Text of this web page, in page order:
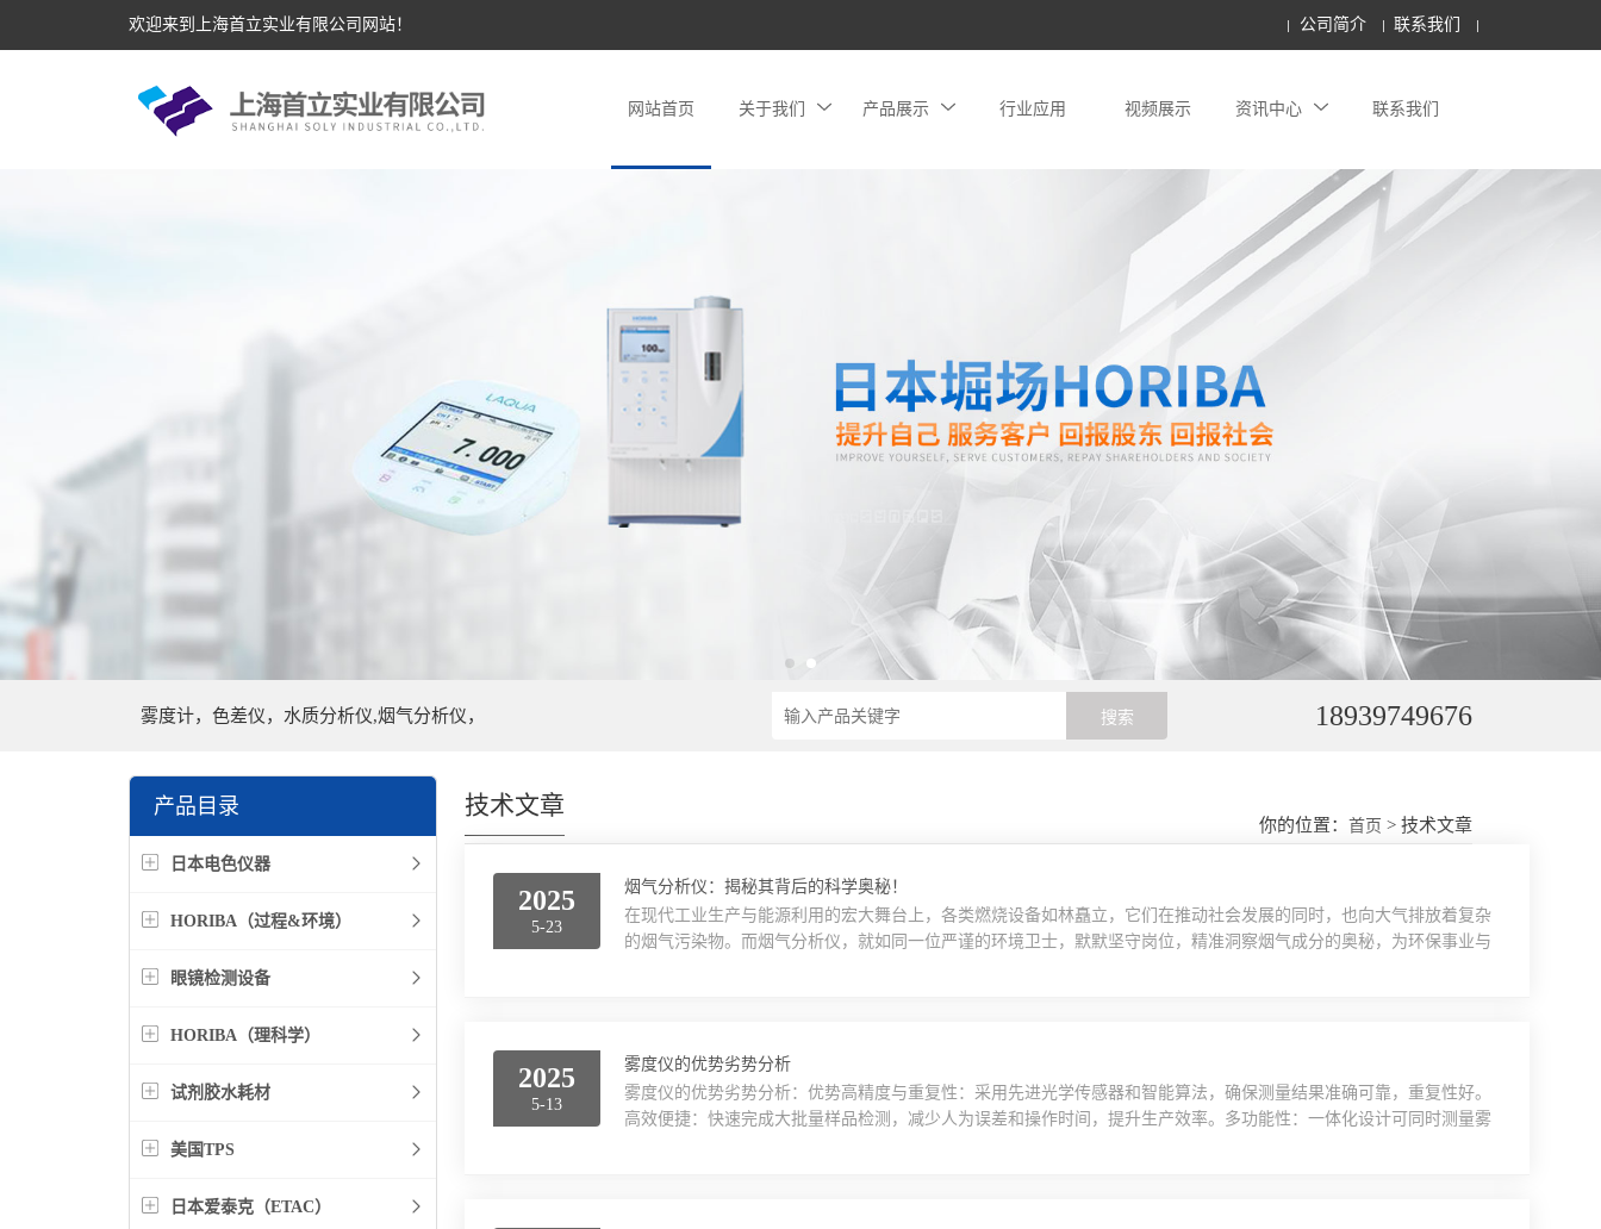
欢迎来到上海首立实业有限公司网站！ 公司简介 联系我们
网站首页 关于我们 产品展示 行业应用 视频展示 资讯中心 联系我们
雾度计，色差仪，水质分析仪,烟气分析仪， 18939749676
产品目录
日本电色仪器
HORIBA（过程&环境）
眼镜检测设备
HORIBA（理科学）
试剂胶水耗材
美国TPS
日本爱泰克（ETAC）
你的位置：首页 > 技术文章
技术文章
2025
5-23
烟气分析仪：揭秘其背后的科学奥秘！
在现代工业生产与能源利用的宏大舞台上，各类燃烧设备如林矗立，它们在推动社会发展的同时，也向大气排放着复杂
的烟气污染物。而烟气分析仪，就如同一位严谨的环境卫士，默默坚守岗位，精准洞察烟气成分的奥秘，为环保事业与
2025
5-13
雾度仪的优势劣势分析
雾度仪的优势劣势分析：优势高精度与重复性：采用先进光学传感器和智能算法，确保测量结果准确可靠，重复性好。
高效便捷：快速完成大批量样品检测，减少人为误差和操作时间，提升生产效率。多功能性：一体化设计可同时测量雾